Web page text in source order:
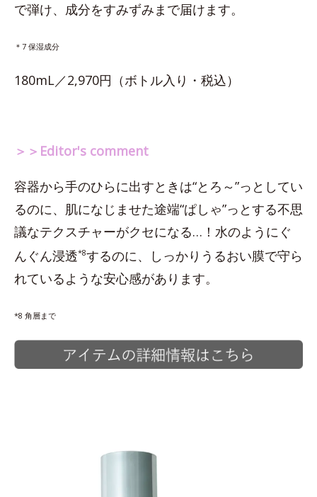
で弾け、成分をすみずみまで届けます。
＊7 保湿成分
180mL／2,970円（ボトル入り・税込）
＞＞Editor's comment
容器から手のひらに出すときは“とろ～”っとしてい
るのに、肌になじませた途端“ぱしゃ”っとする不思
議なテクスチャーがクセになる…！水のようにぐ
んぐん浸透*8するのに、しっかりうるおい膜で守ら
れているような安心感があります。
*8 角層まで